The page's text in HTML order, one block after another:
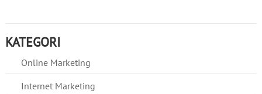
KATEGORI
Online Marketing
Internet Marketing